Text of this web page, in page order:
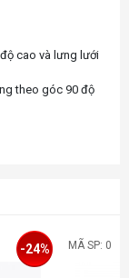
cao và lưng lưới
theo góc 90 độ
-24% MÃ SP: 0